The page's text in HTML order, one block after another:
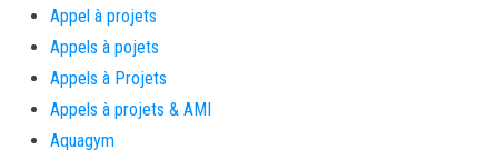
Appel à projets
Appels à pojets
Appels à Projets
Appels à projets & AMI
Aquagym